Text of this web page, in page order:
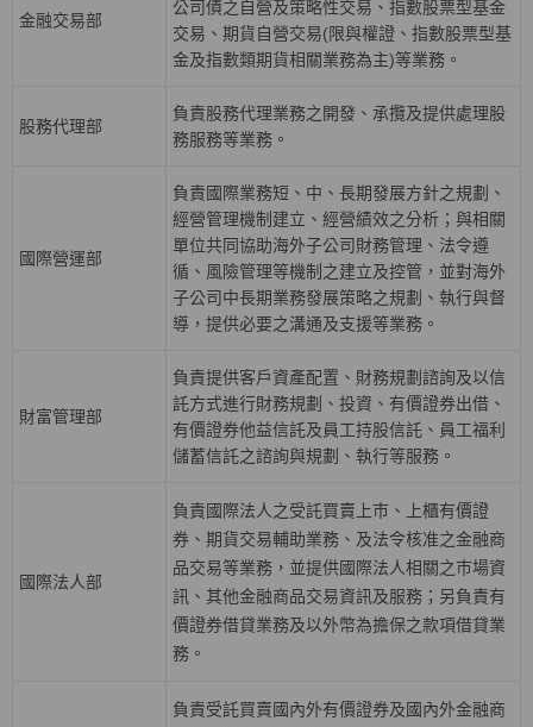
金融交易部
公司債之自營及策略性交易、指數股票型基金
交易、期貨自營交易(限與權證、指數股票型基
金及指數類期貨相關業務為主)等業務。
股務代理部
負責股務代理業務之開發、承攬及提供處理股
務服務等業務。
國際營運部
負責國際業務短、中、長期發展方針之規劃、
經營管理機制建立、經營績效之分析；與相關
單位共同協助海外子公司財務管理、法令遵
循、風險管理等機制之建立及控管，並對海外
子公司中長期業務發展策略之規劃、執行與督
導，提供必要之溝通及支援等業務。
財富管理部
負責提供客戶資產配置、財務規劃諮詢及以信
託方式進行財務規劃、投資、有價證券出借、
有價證券他益信託及員工持股信託、員工福利
儲蓄信託之諮詢與規劃、執行等服務。
國際法人部
負責國際法人之受託買賣上巿、上櫃有價證
券、期貨交易輔助業務、及法令核准之金融商
品交易等業務，並提供國際法人相關之巿場資
訊、其他金融商品交易資訊及服務；另負責有
價證券借貸業務及以外幣為擔保之款項借貸業
務。
負責受託買賣國內外有價證券及國內外金融商